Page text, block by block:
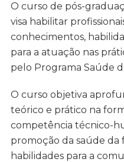
O curso de pós-
visa habilitar
conhecimentos,
para a atuação nas
pelo Programa Saúde
O curso objetiva
teórico e prático na
competência técnico-
promoção da saúde da
habilidades para a